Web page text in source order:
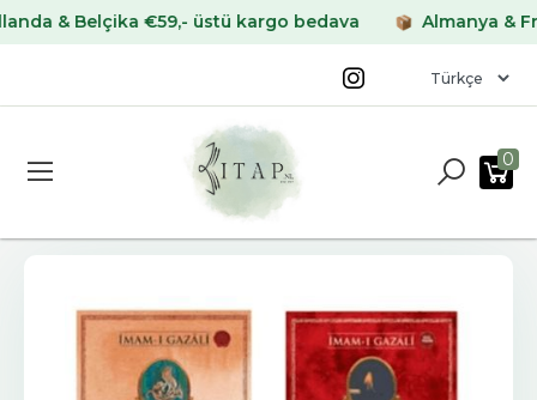
Belçika €59,- üstü kargo bedava Almanya &
0